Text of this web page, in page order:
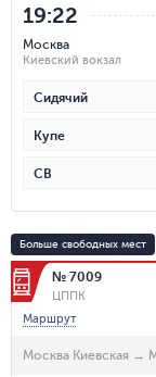
19:22
Москва
Киевский вокзал
Сидячий
Купе
СВ
Больше свободных мест
№ 7009
ЦППК
Маршрут
Москва Киевская →